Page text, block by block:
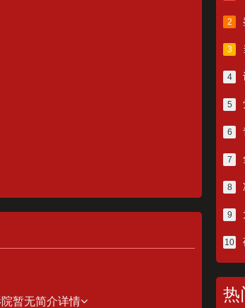
暂无简介详情
2
3
4
5
6
7
8
9
10
热